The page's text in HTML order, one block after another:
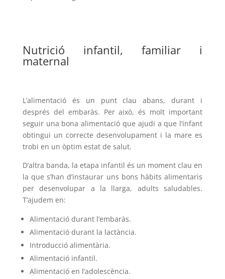
Nutrició infantil, familiar i
maternal
L’alimentació és un punt clau abans, durant i
després del embaràs. Per això, és molt important
seguir una bona alimentació que ajudi a que l’infant
obtingui un correcte desenvolupament i la mare es
trobi en un òptim estat de salut.
D’altra banda, la etapa infantil és un moment clau en
la que s’han d’instaurar uns bons hàbits alimentaris
per desenvolupar a la llarga, adults saludables.
T’ajudem en:
Alimentació durant l’embaràs.
Alimentació durant la lactància.
Introducció alimentària.
Alimentació infantil.
Alimentació en l’adolescència.